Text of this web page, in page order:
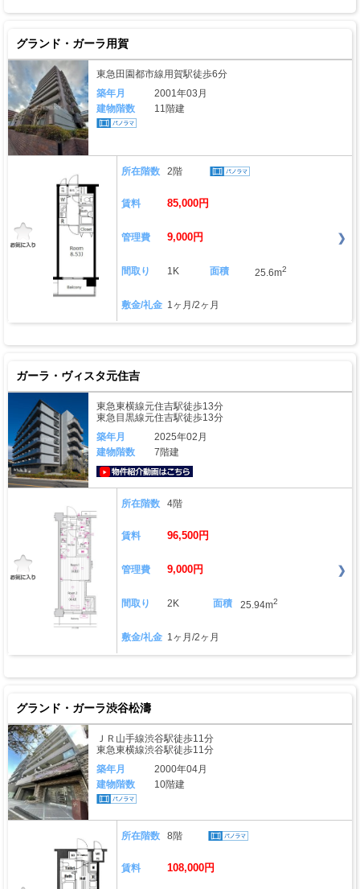
グランド・ガーラ用賀
東急田園都市線用賀駅徒歩6分
築年月
2001年03月
建物階数
11階建
所在階数 2階
賃料 85,000円
管理費 9,000円
間取り 1K 面積 25.6m2
敷金/礼金 1ヶ月/2ヶ月
ガーラ・ヴィスタ元住吉
東急東横線元住吉駅徒歩13分
東急目黒線元住吉駅徒歩13分
築年月
2025年02月
建物階数
7階建
所在階数 4階
賃料 96,500円
管理費 9,000円
間取り 2K 面積 25.94m2
敷金/礼金 1ヶ月/2ヶ月
グランド・ガーラ渋谷松濤
ＪＲ山手線渋谷駅徒歩11分
東急東横線渋谷駅徒歩11分
築年月
2000年04月
建物階数
10階建
所在階数 8階
賃料 108,000円